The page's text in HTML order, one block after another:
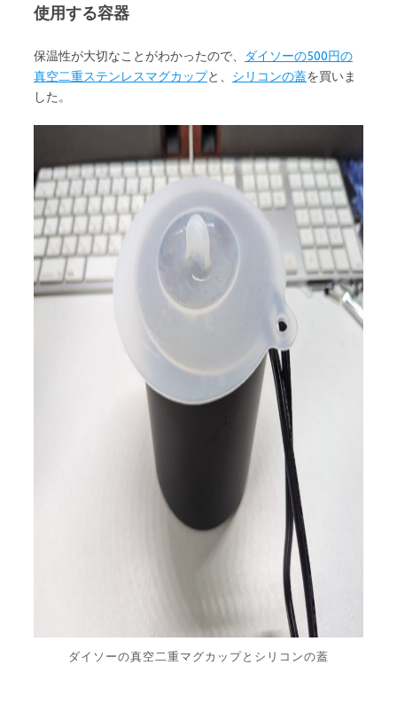
使用する容器
保温性が大切なことがわかったので、
ダイソーの500円の
真空二重ステンレスマグカップと、 シリコンの蓋を買いま
した。
ダイソーの真空二重マグカップとシリコンの蓋